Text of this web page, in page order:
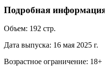
Подробная
Объем: 192 стр.
Дата выпуска: 16 мая 2025 г.
Возрастное ограничение: 18+